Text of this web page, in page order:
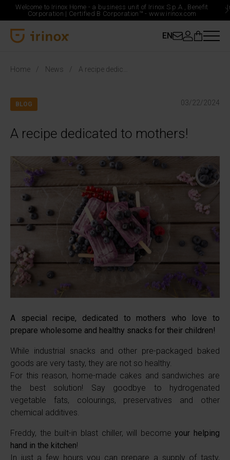
Welcome to Irinox Home - a business unit of Irinox S.p.A., Benefit
Corporation | Certified B Corporation™ - www.irinox.com
EN
Home News
BLOG 03/22/2024
A recipe dedicated to mothers!
A special recipe, dedicated to mothers who love to
prepare wholesome and healthy snacks for their children!
While industrial snacks and other pre-packaged baked
goods are very tasty, they are not so healthy.
For this reason, home-made cakes and sandwiches are
the best solution! Say goodbye to hydrogenated
vegetable fats, colourings, preservatives and other
chemical additives.
Freddy, the built-in blast chiller, will becomeyour helping
hand in the kitchen!
In just a few hours you can prepare a supply of tasty,